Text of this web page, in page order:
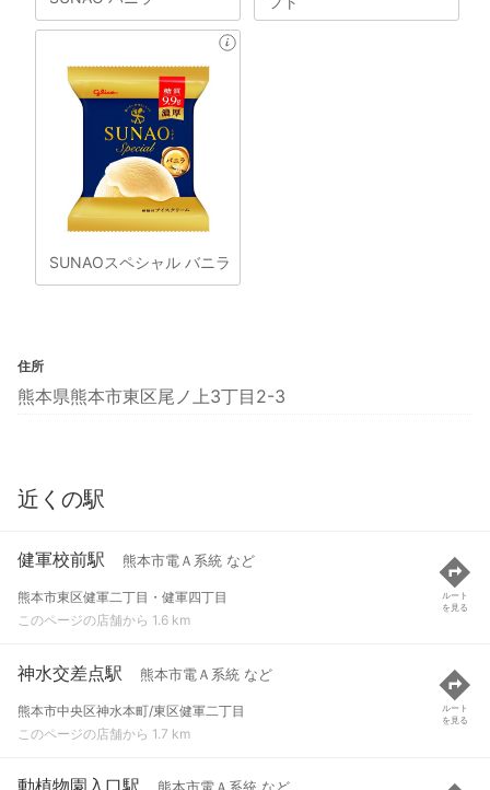
SUNAOスペシャル バニラ
住所
熊本県熊本市東区尾ノ上3丁目2-3
近くの駅
健軍校前駅 熊本市電Ａ系統 など
熊本市東区健軍二丁目・健軍四丁目
このページの店舗から 1.6 km
ルート
を見る
神水交差点駅 熊本市電Ａ系統 など
熊本市中央区神水本町/東区健軍二丁目
このページの店舗から 1.7 km
ルート
を見る
動植物園入口駅